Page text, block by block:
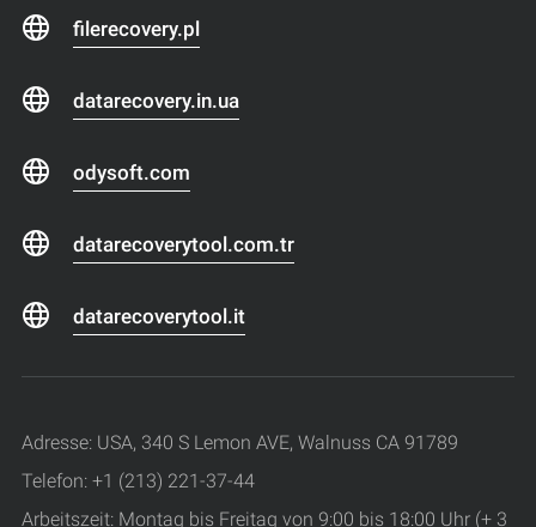
filerecovery.pl
datarecovery.in.ua
odysoft.com
datarecoverytool.com.tr
datarecoverytool.it
Adresse: USA, 340 S Lemon AVE, Walnuss CA 91789
Telefon: +1 (213) 221-37-44
Arbeitszeit: Montag bis Freitag von 9:00 bis 18:00 Uhr (+ 3